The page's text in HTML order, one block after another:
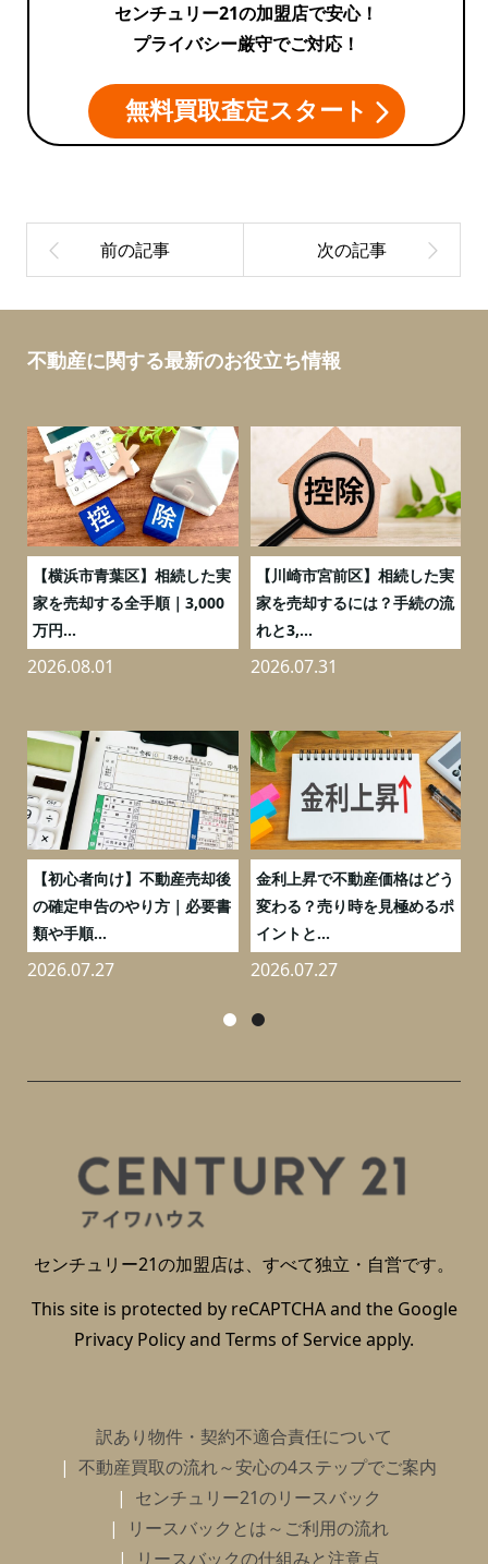
センチュリー21の加盟店で安心！
プライバシー厳守でご対応！
無料買取査定スタート
不動産に関する最新のお役立ち情報
【横浜市青葉区】相続した実
家を売却する全手順｜3,000
万円...
2026.08.01
【川崎市宮前区】相続した実
家を売却するには？手続の流
れと3,...
2026.07.31
【初心者向け】不動産売却後
の確定申告のやり方｜必要書
類や手順...
2026.07.27
金利上昇で不動産価格はどう
変わる？売り時を見極めるポ
イントと...
2026.07.27
センチュリー21の加盟店は、すべて独立・自営です。
This site is protected by reCAPTCHA and the Google
Privacy Policyand Terms of Serviceapply.
訳あり物件・契約不適合責任について
不動産買取の流れ～安心の4ステップでご案内
センチュリー21のリースバック
リースバックとは～ご利用の流れ
リースバックの仕組みと注意点